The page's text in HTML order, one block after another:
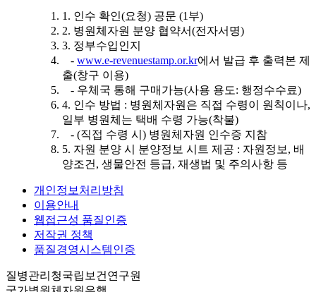
1. 인수 확인(요청) 공문 (1부)
2. 병원체자원 분양 협약서(전자서명)
3. 정부수입인지
- www.e-revenuestamp.or.kr에서 발급 후 출력본 제
출(창구 이용)
- 우체국 통해 구매가능(사용 용도: 행정수수료)
4. 인수 방법 : 병원체자원은 직접 수령이 원칙이나,
일부 병원체는 택배 수령 가능(착불)
- (직접 수령 시) 병원체자원 인수증 지참
5. 자원 분양 시 분양정보 시트 제공 : 자원정보, 배
양조건, 생물안전 등급, 재생법 및 주의사항 등
개인정보처리방침
이용안내
웹접근성 품질인증
저작권 정책
품질경영시스템인증
질병관리청국립보건연구원